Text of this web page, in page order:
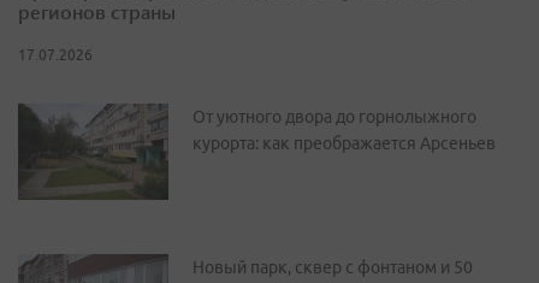
регионов страны
17.07.2026
От уютного двора до горнолыжного
курорта: как преображается Арсеньев
Новый парк, сквер с фонтаном и 50